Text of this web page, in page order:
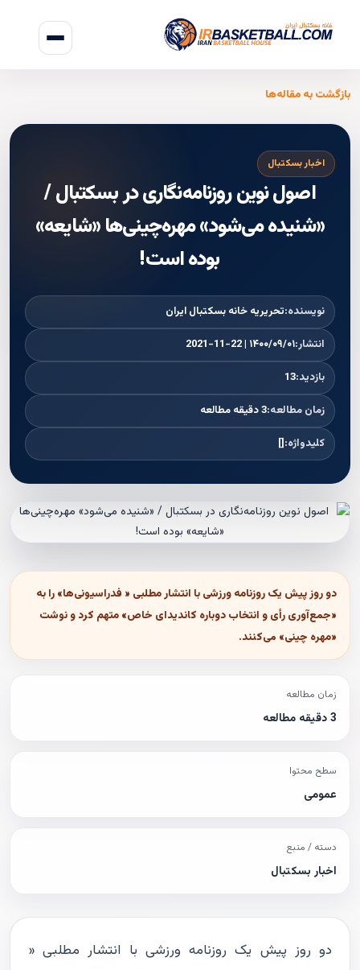
بازگشت به مقاله‌ها
اخبار بسکتبال
اصول نوین روزنامه‌نگاری در بسکتبال /
«شنیده می‌شود» مهره‌چینی‌ها «شایعه»
بوده است!
نویسنده:تحریریه خانه بسکتبال ایران
انتشار:۱۴۰۰/۰۹/۰۱ | 2021-11-22
بازدید:13
زمان مطالعه:3 دقیقه مطالعه
کلیدواژه:[]
دو روز پیش یک روزنامه ورزشی با انتشار مطلبی « فدراسیونی‌ها» را به
«جمع‌آوری رأی و انتخاب دوباره کاندیدای خاص» متهم کرد و نوشت
«مهره چینی» می‌کنند.
زمان مطالعه
3 دقیقه مطالعه
سطح محتوا
عمومی
دسته / منبع
اخبار بسکتبال
دو روز پیش یک روزنامه ورزشی با انتشار مطلبی «